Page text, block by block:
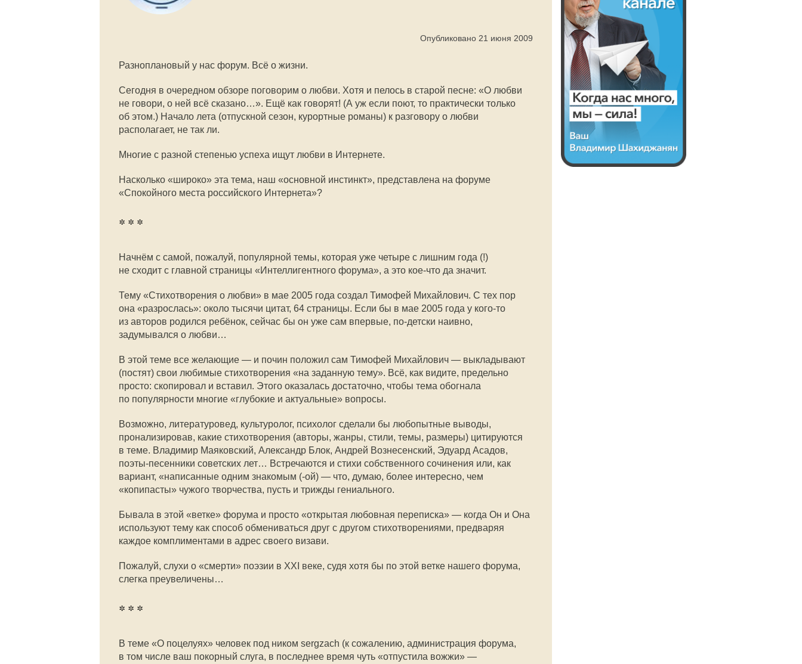
Опубликовано 21 июня 2009
Разноплановый у нас форум. Всё о жизни.
Сегодня в очередном обзоре поговорим о любви. Хотя и пелось в старой песне: «О любви
не говори, о ней всё сказано…». Ещё как говорят! (А уж если поют, то практически только
об этом.) Начало лета (отпускной сезон, курортные романы) к разговору о любви
располагает, не так ли.
Многие с разной степенью успеха ищут любви в Интернете.
Насколько «широко» эта тема, наш «основной инстинкт», представлена на форуме
«Спокойного места российского Интернета»?
* * *
Начнём с самой, пожалуй, популярной темы, которая уже четыре с лишним года (!)
не сходит с главной страницы «Интеллигентного форума», а это кое-что да значит.
Тему «Стихотворения о любви» в мае 2005 года создал Тимофей Михайлович. С тех пор
она «разрослась»: около тысячи цитат, 64 страницы. Если бы в мае 2005 года у кого-то
из авторов родился ребёнок, сейчас бы он уже сам впервые, по-детски наивно,
задумывался о любви…
В этой теме все желающие — и почин положил сам Тимофей Михайлович — выкладывают
(постят) свои любимые стихотворения «на заданную тему». Всё, как видите, предельно
просто: скопировал и вставил. Этого оказалась достаточно, чтобы тема обогнала
по популярности многие «глубокие и актуальные» вопросы.
Возможно, литературовед, культуролог, психолог сделали бы любопытные выводы,
пронализировав, какие стихотворения (авторы, жанры, стили, темы, размеры) цитируются
в теме. Владимир Маяковский, Александр Блок, Андрей Вознесенский, Эдуард Асадов,
поэты-песенники советских лет… Встречаются и стихи собственного сочинения или, как
вариант, «написанные одним знакомым (-ой) — что, думаю, более интересно, чем
«копипасты» чужого творчества, пусть и трижды гениального.
Бывала в этой «ветке» форума и просто «открытая любовная переписка» — когда Он и Она
используют тему как способ обмениваться друг с другом стихотворениями, предваряя
каждое комплиментами в адрес своего визави.
Пожалуй, слухи о «смерти» поэзии в XXI веке, судя хотя бы по этой ветке нашего форума,
слегка преувеличены…
* * *
В теме «О поцелуях» человек под ником sergzach (к сожалению, администрация форума,
в том числе ваш покорный слуга, в последнее время чуть «отпустила вожжи» —